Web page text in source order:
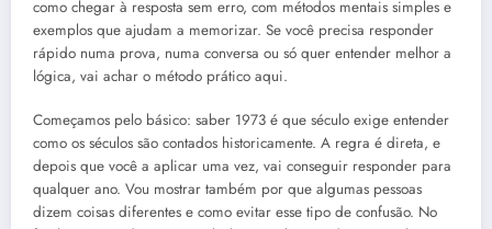
como chegar à resposta sem erro, com métodos mentais simples e
exemplos que ajudam a memorizar. Se você precisa responder
rápido numa prova, numa conversa ou só quer entender melhor a
lógica, vai achar o método prático aqui.
Começamos pelo básico: saber 1973 é que século exige entender
como os séculos são contados historicamente. A regra é direta, e
depois que você a aplicar uma vez, vai conseguir responder para
qualquer ano. Vou mostrar também por que algumas pessoas
dizem coisas diferentes e como evitar esse tipo de confusão. No